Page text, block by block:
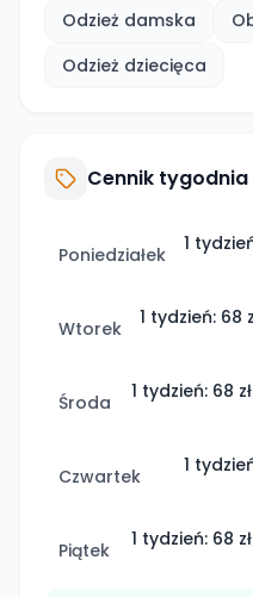
Odzież damska
Odzież dziecięca
Cennik tygodnia
Poniedziałek
1
Wtorek
1 tydzień: 68
Środa
1 tydzień: 68
Czwartek
1
Piątek
1 tydzień: 68